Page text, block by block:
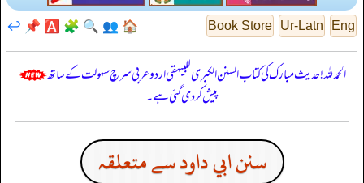
Eng
Ur-Latn
Book Store
🏠
👥
🔍
🧩
🅰️
📌
↩️
الحمدللہ! حدیث مبارک کی کتاب السنن الكبرى للبيهقي اردو عربی سرچ سہولت کے ساتھ
پیش کر دی گئی ہے۔
سنن ابي داود سے متعلقہ